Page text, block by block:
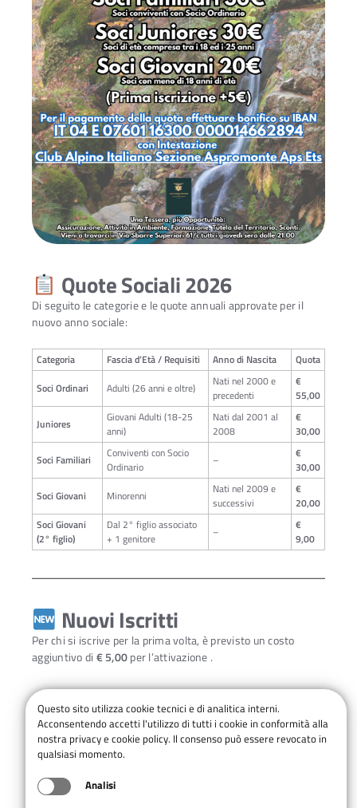
Quote Sociali 2026
Di seguito le categorie e le quote annuali approvate per il
nuovo anno sociale:
Categoria Fascia d’Età / Requisiti Anno di Nascita
Quota
Soci Ordinari
Adulti (26 anni e oltre)
Nati nel 2000 e
precedenti
€
55,00
Juniores
Giovani Adulti (18-25
anni)
Nati dal 2001 al
2008
€
30,00
Soci Familiari
Conviventi con Socio
Ordinario
–
€
30,00
Soci Giovani
Minorenni
Nati nel 2009 e
successivi
€
20,00
Soci Giovani
(2° figlio)
Dal 2° figlio associato
+ 1 genitore
–
€
9,00
Nuovi Iscritti
Per chi si iscrive per la prima volta, è previsto un costo
aggiuntivo di € 5,00per l’attivazione .
Questo sito utilizza cookie tecnici e di analitica interni.
Acconsentendo accetti l'utilizzo di tutti i cookie in conformità alla
nostra privacy e cookie policy. Il consenso può essere revocato in
qualsiasi momento.
Analisi